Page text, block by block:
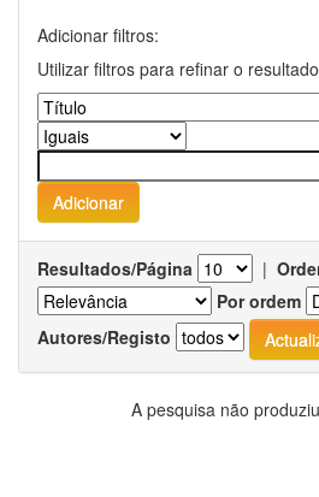
Adicionar filtros:
Utilizar filtros para refinar o
Resultados/Página |
Por ordem
Autores/Registo
A pesquisa não